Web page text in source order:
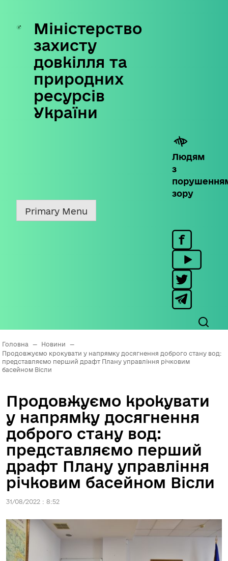
Skip
content
Міністерство
захисту
довкілля та
природних
ресурсів
України
Людям
з
зору
Primary Menu
Головна — Новини
—
Продовжуємо крокувати у напрямку досягнення доброго стану вод:
представляємо перший драфт Плану управління річковим
басейном Вісли
Продовжуємо крокувати
у напрямку досягнення
доброго стану вод:
представляємо перший
драфт Плану управління
річковим басейном Вісли
31/08/2022 : 8:52